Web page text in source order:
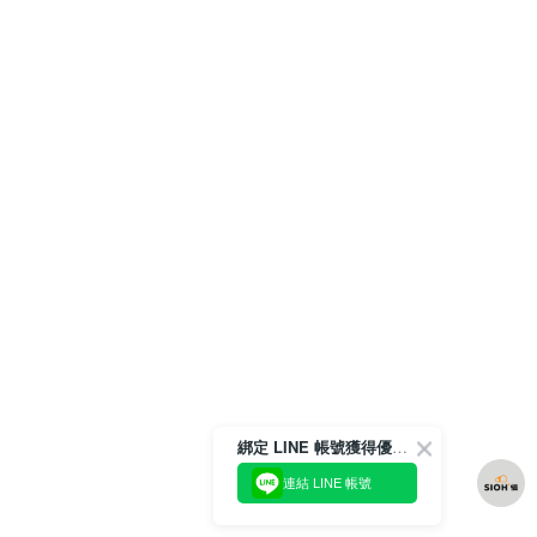
綁定 LINE 帳號獲得優惠券！
連結 LINE 帳號